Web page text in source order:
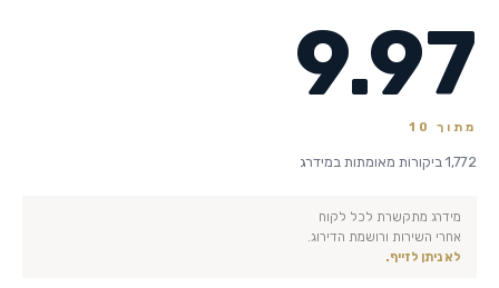
9.97
מתוך 10
1,772 ביקורות מאומתות במידרג
מידרג מתקשרת לכל לקוח
אחרי השירות ורושמת הדירוג.
לא ניתן לזייף.